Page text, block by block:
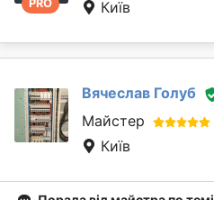
PRO
Київ
Вячеслав Голуб
Майстер
Київ